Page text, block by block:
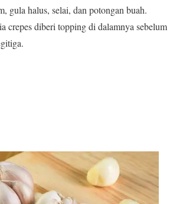
gula halus, selai, dan potongan buah.
crepes diberi topping di dalamnya sebelum